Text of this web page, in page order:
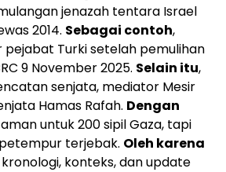
jenazah tentara Israel
2014. Sebagai contoh,
pejabat Turki setelah pemulihan
9 November 2025. Selain itu,
senjata, mediator Mesir
Hamas Rafah. Dengan
untuk 200 sipil Gaza, tapi
terjebak. Oleh karena
konteks, dan update